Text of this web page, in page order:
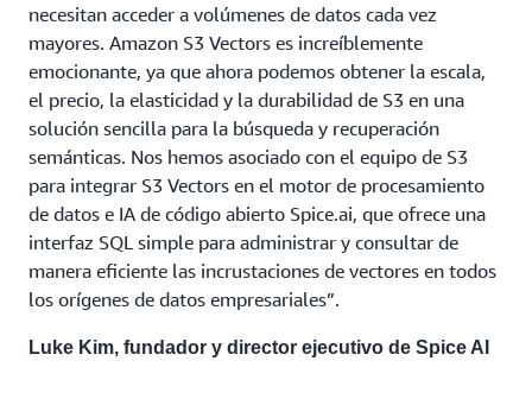
necesitan acceder a volúmenes de datos cada vez
mayores. Amazon S3 Vectors es increíblemente
emocionante, ya que ahora podemos obtener la escala,
el precio, la elasticidad y la durabilidad de S3 en una
solución sencilla para la búsqueda y recuperación
semánticas. Nos hemos asociado con el equipo de S3
para integrar S3 Vectors en el motor de procesamiento
de datos e IA de código abierto Spice.ai, que ofrece una
interfaz SQL simple para administrar y consultar de
manera eficiente las incrustaciones de vectores en todos
los orígenes de datos empresariales”.
Luke Kim, fundador y director ejecutivo de Spice AI